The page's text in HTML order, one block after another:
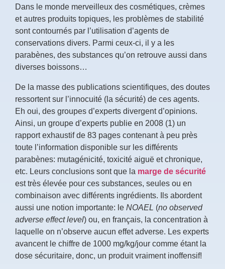
Dans le monde merveilleux des cosmétiques, crèmes
et autres produits topiques, les problèmes de stabilité
sont contournés par l’utilisation d’agents de
conservations divers. Parmi ceux-ci, il y a les
parabènes, des substances qu’on retrouve aussi dans
diverses boissons…
De la masse des publications scientifiques, des doutes
ressortent sur l’innocuité (la sécurité) de ces agents.
Eh oui, des groupes d’experts divergent d’opinions.
Ainsi, un groupe d’experts publie en 2008 (1) un
rapport exhaustif de 83 pages contenant à peu près
toute l’information disponible sur les différents
parabènes: mutagénicité, toxicité aiguë et chronique,
etc. Leurs conclusions sont que la marge de sécurité
est très élevée pour ces substances, seules ou en
combinaison avec différents ingrédients. Ils abordent
aussi une notion importante: leNOAEL (no observed
adverse effect level) ou, en français, la concentration à
laquelle on n’observe aucun effet adverse. Les experts
avancent le chiffre de 1000 mg/kg/jour comme étant la
dose sécuritaire, donc, un produit vraiment inoffensif!
!